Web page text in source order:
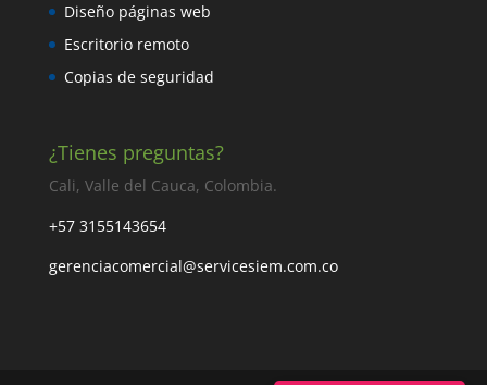
Diseño páginas web
Escritorio remoto
Copias de seguridad
¿Tienes preguntas?
Cali, Valle del Cauca, Colombia.
+57 3155143654
gerenciacomercial@servicesiem.com.co